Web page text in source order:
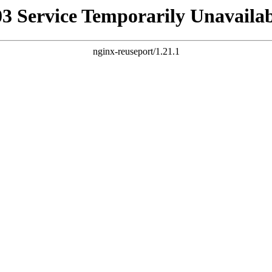
Service Temporarily
nginx-reuseport/1.21.1